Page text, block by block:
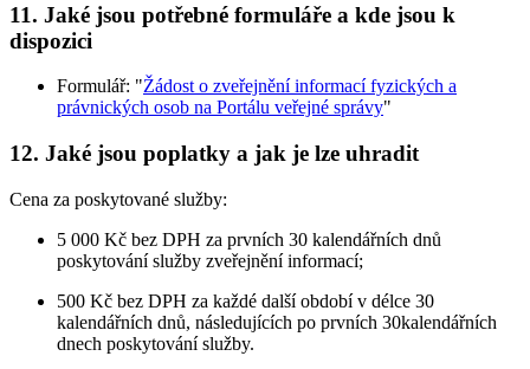
11. Jaké jsou potřebné formuláře a kde jsou k
dispozici
Formulář: "Žádost o zveřejnění informací fyzických a
právnických osob na Portálu veřejné správy"
12. Jaké jsou poplatky a jak je lze uhradit
Cena za poskytované služby:
5 000 Kč bez DPH za prvních 30 kalendářních dnů
poskytování služby zveřejnění informací;
500 Kč bez DPH za každé další období v délce 30
kalendářních dnů, následujících po prvních 30kalendářních
dnech poskytování služby.